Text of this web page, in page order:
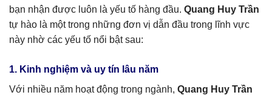
bạn nhận được luôn là yếu tố hàng đầu. Quang Huy Trần
tự hào là một trong những đơn vị dẫn đầu trong lĩnh vực
này nhờ các yếu tố nổi bật sau:
1. Kinh nghiệm và uy tín lâu năm
Với nhiều năm hoạt động trong ngành, Quang Huy Trần